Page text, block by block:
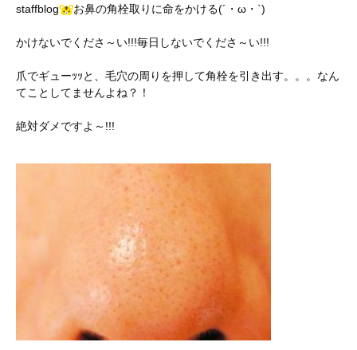
staffblog お鼻の角栓取りに命をかける(´・ω・`)
かけないでくださ～い!!!毎日しないでくださ～い!!!
爪でギューｯｯと、毛穴の周りを押して角栓を引き出す。。。なん
てことしてませんよね？！
絶対ダメですよ～!!!